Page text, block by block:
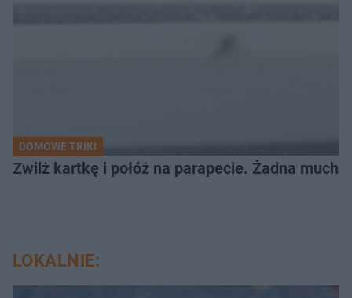
DOMOWE TRIKI
Zwilż kartkę i połóż na parapecie. Żadna
LOKALNIE: